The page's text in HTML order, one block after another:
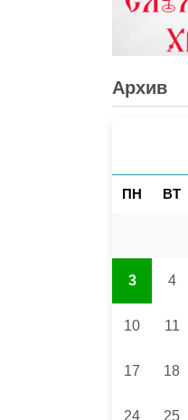
Архив
ПН ВТ
3 4
10 11
17 18
24 25